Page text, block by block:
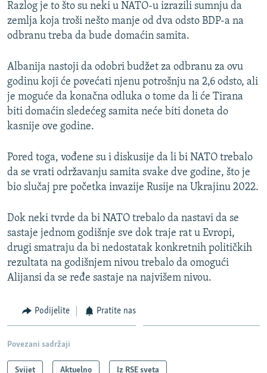
Razlog je to što su neki u NATO-u izrazili sumnju da
zemlja koja troši nešto manje od dva odsto BDP-a na
odbranu treba da bude domaćin samita.
Albanija nastoji da odobri budžet za odbranu za ovu
godinu koji će povećati njenu potrošnju na 2,6 odsto, ali
je moguće da konačna odluka o tome da li će Tirana
biti domaćin sledećeg samita neće biti doneta do
kasnije ove godine.
Pored toga, vođene su i diskusije da li bi NATO trebalo
da se vrati održavanju samita svake dve godine, što je
bio slučaj pre početka invazije Rusije na Ukrajinu 2022.
Dok neki tvrde da bi NATO trebalo da nastavi da se
sastaje jednom godišnje sve dok traje rat u Evropi,
drugi smatraju da bi nedostatak konkretnih političkih
rezultata na godišnjem nivou trebalo da omogući
Alijansi da se ređe sastaje na najvišem nivou.
Podijelite Pratite nas
Povezani sadržaji
Svijet Aktuelno Iz RSE sveta